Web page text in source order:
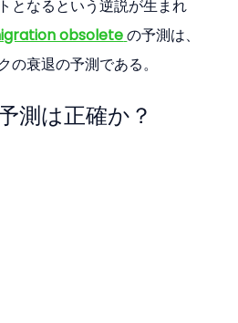
となるという逆説が生まれ
obsoleteの予測は、
の衰退の予測である。
測は正確か？